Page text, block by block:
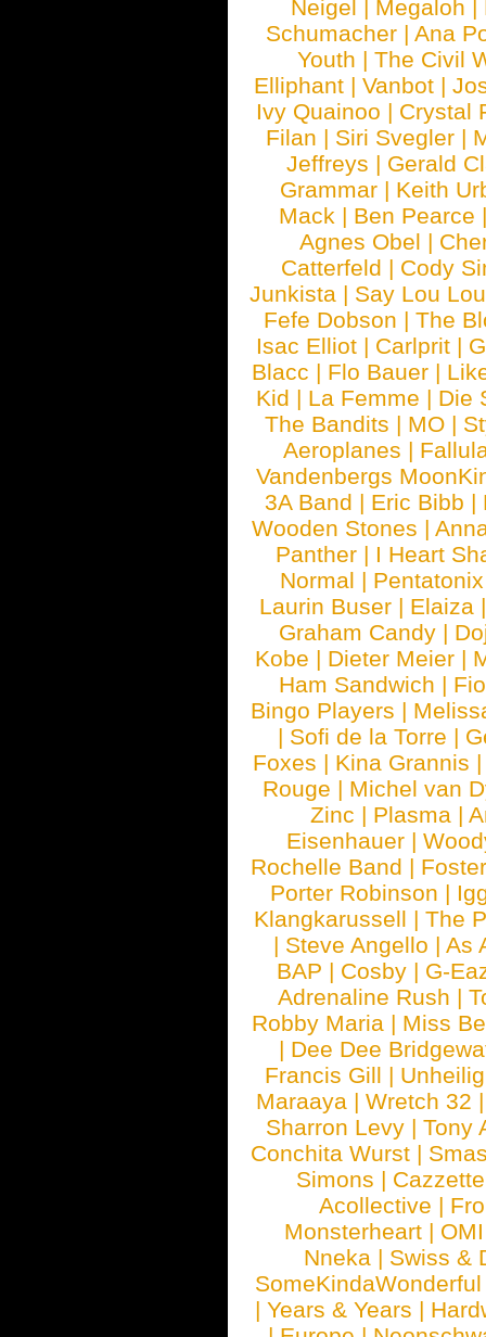
Neigel | Megaloh |
Schumacher |Ana
Youth | The Civil
Elliphant | Vanbot |
Ivy Quainoo | Crystal
Filan | Siri Svegler |
Jeffreys | Gerald
Grammar | Keith
Mack | Ben Pearce
Agnes Obel |
Catterfeld | Cody
Junkista | Say Lou Lou
Fefe Dobson | The
Isac Elliot | Carlprit |
Blacc | Flo Bauer |
Kid | La Femme | Die
The Bandits | MO |
Aeroplanes |
Vandenbergs
3A Band | Eric Bibb |
Wooden Stones |
Panther | I Heart
Normal | Pentatonix
Laurin Buser | Elaiza
Graham Candy |
Kobe | Dieter Meier |
Ham Sandwich |
Bingo Players |
| Sofi de la Torre |
Foxes | Kina Grannis
Rouge | Michel van
Zinc | Plasma |
Eisenhauer |
Rochelle Band |
Porter Robinson |
Klangkarussell |The
| Steve Angello |As
BAP | Cosby | G-
Adrenaline Rush |
Robby Maria | Miss
| Dee Dee
Francis Gill | Unheilig
Maraaya | Wretch 32
Sharron Levy |Tony
Conchita Wurst |
Simons | Cazzette
Acollective |
Monsterheart | OMI
Nneka | Swiss &
SomeKindaWonderful
| Years & Years |